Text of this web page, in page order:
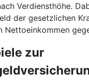
Verdiensthöhe.
der gesetzlichen
Nettoeinkommen
zur